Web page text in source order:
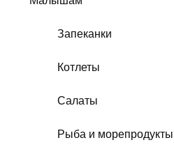
Запеканки
Котлеты
Салаты
Рыба и морепродукты